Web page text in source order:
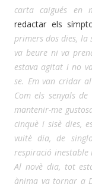
carta caigués en
redactar els
primers dos dies, la
va beure ni va
estava agitat i no
se. Em van cridar
Com els senyals
mantenir-me
cinquè i sisè dies,
vuitè dia, de
respiració
Al novè dia, tot
ànima va tornar a